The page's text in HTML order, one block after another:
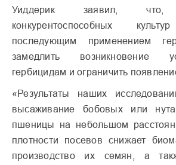
Уиддерик заявил, что,
конкурентоспособных
последующим применением
замедлить возникновение
гербицидам и ограничить
«Результаты наших
высаживание бобовых или
пшеницы на небольшом
плотности посевов снижает
производство их семян, а